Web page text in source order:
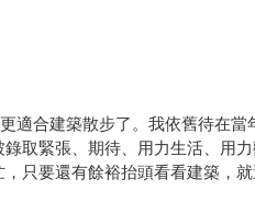
適合建築散步了。我依舊待在當
取緊張、期待、用力生活、用
只要還有餘裕抬頭看看建築，